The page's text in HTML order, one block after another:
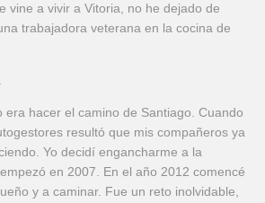
vine a vivir a Vitoria, no he dejado de
trabajadora veterana en la cocina de
era hacer el camino de Santiago. Cuando
resultó que mis compañeros ya
Yo decidí engancharme a la
en 2007. En el año 2012 comencé
y a caminar. Fue un reto inolvidable,